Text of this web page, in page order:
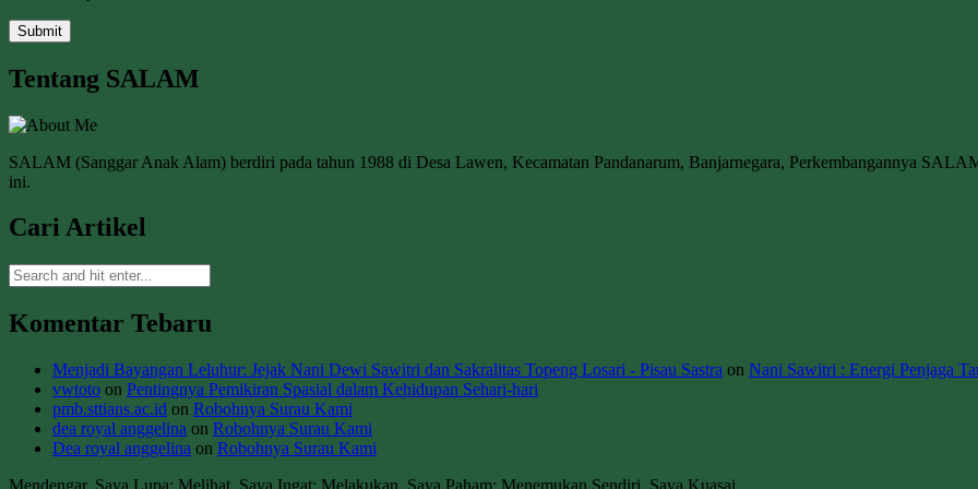
Tentang SALAM
SALAM (Sanggar Anak Alam) berdiri pada tahun 1988 di Desa Lawen, Kecamatan Pandanarum, Banjarnegara, Perkembangannya
ini.
Cari Artikel
Komentar Tebaru
Menjadi Bayangan Leluhur: Jejak Nani Dewi Sawitri dan Sakralitas Topeng Losari - Pisau Sastra on Nani Sawitri : Energi Penjaga
vwtoto on Pentingnya Pemikiran Spasial dalam Kehidupan Sehari-hari
pmb.sttians.ac.id on Robohnya Surau Kami
dea royal anggelina on Robohnya Surau Kami
Dea royal anggelina on Robohnya Surau Kami